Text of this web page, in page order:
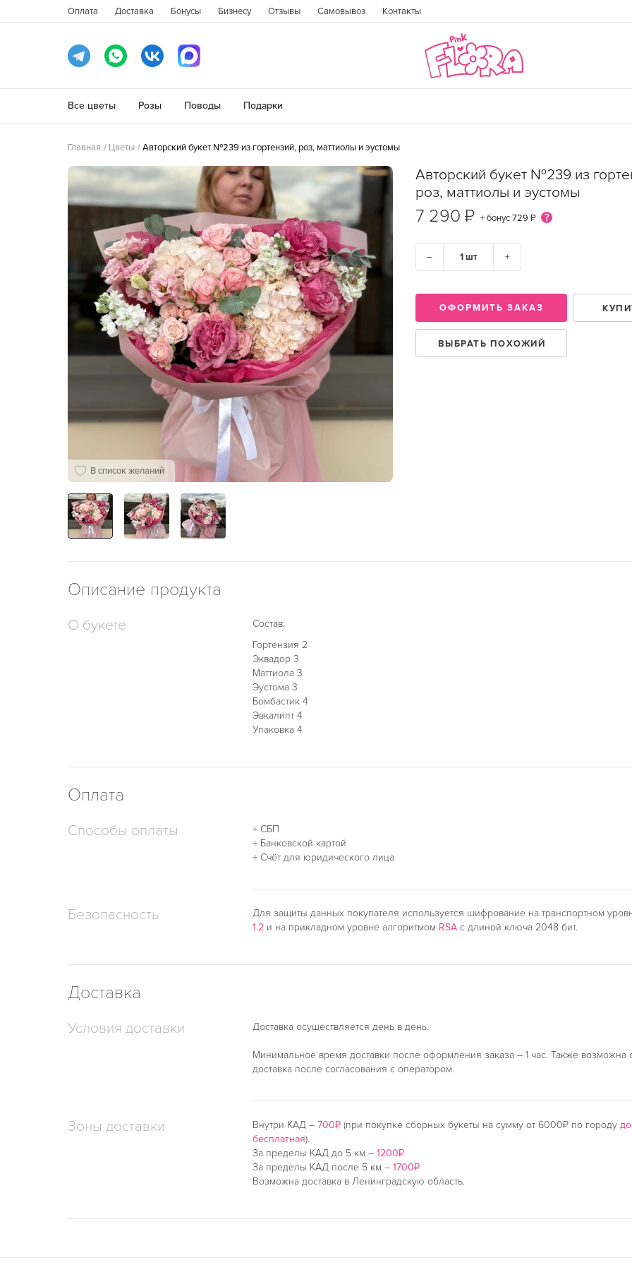
Оплата Доставка Бонусы Бизнесу Отзывы Самовывоз Контакты
Все цветы Розы Поводы Подарки
Главная Цветы Авторский букет №239 из гортензий, роз, маттиолы и эустомы
В список желаний
Авторский букет №239 из
роз, маттиолы и эустомы
7 290 ₽ + бонус729 ₽
– +
ГОРОД
ОФОРМИТЬ ЗАКАЗ
ВЫБРАТЬ ПОХОЖИЙ
Описание продукта
О букете
Состав:
Гортензия 2
Эквадор 3
Маттиола 3
Эустома 3
Бомбастик 4
Эвкалипт 4
Упаковка 4
Оплата
Способы оплаты
+ СБП
+ Банковской картой
+ Счёт для юридического лица
Безопасность Для защиты данных покупателя используется шифрование на транспортном
1.2 и на прикладном уровне алгоритмом RSA с длиной ключа 2048 бит.
Доставка
Условия доставки Доставка осуществляется день в день.
Минимальное время доставки после оформления заказа – 1 час. Также возможна
доставка после согласования с оператором.
Зоны доставки Внутри КАД – 700₽ (при покупке сборных букеты на сумму от 6000₽ по городу
бесплатная).
За пределы КАД до 5 км – 1200₽
За пределы КАД после 5 км – 1700₽
Возможна доставка в Ленинградскую область.